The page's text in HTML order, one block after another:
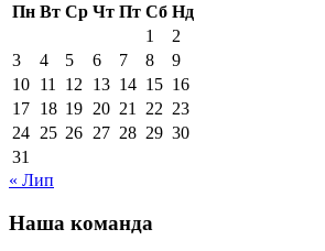
Пн Вт Ср Чт Пт Сб Нд
1
2
3
4 5 6 7 8
9
10 11 12 13 14 15 16
17 18 19 20 21 22 23
24 25 26 27 28 29 30
31
« Лип
Наша команда